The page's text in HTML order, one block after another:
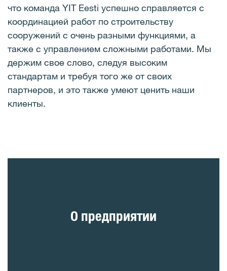
что команда YIT Eesti успешно справляется с
координацией работ по строительству
сооружений с очень разными функциями, а
также с управлением сложными работами. Мы
держим свое слово, следуя высоким
стандартам и требуя того же от своих
партнеров, и это также умеют ценить наши
клиенты.
О предприятии